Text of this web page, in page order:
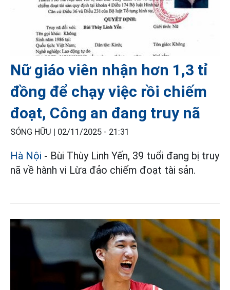
Nữ giáo viên nhận hơn 1,3 tỉ
đồng để chạy việc rồi chiếm
đoạt, Công an đang truy nã
SÓNG HỮU | 02/11/2025 - 21:31
Hà Nội - Bùi Thùy Linh Yến, 39 tuổi đang bị truy
nã về hành vi Lừa đảo chiếm đoạt tài sản.